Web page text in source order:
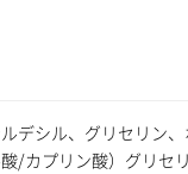
デシル、グリセリン
/カプリン酸）グリ